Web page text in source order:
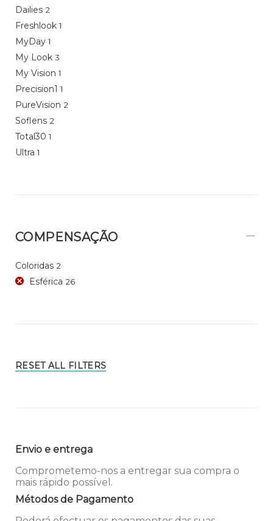
Dailies 2
Freshlook 1
MyDay 1
My Look 3
My Vision 1
Precision1 1
PureVision 2
Soflens 2
Total30 1
Ultra 1
COMPENSAÇÃO
Coloridas 2
Esférica 26
RESET ALL FILTERS
Envio e entrega
Comprometemo-nos a entregar sua compra o
mais rápido possível.
Métodos de Pagamento